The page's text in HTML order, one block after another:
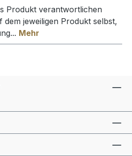
Produkt verantwortlichen
jeweiligen Produkt selbst,
Mehr